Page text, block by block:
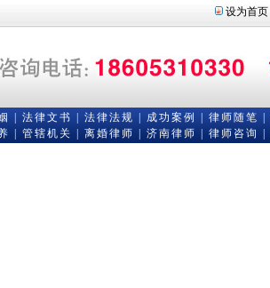
设为首页
法律文书 法律法规 成功案例 律师随笔
管辖机关 离婚律师 济南律师 律师咨询